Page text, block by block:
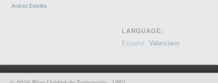
Andres Estellés
LANGUAGE:
Español Valenciano